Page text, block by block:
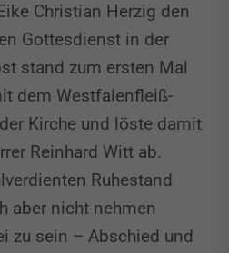
Christian Herzig den
Gottesdienst in der
stand zum ersten Mal
dem Westfalenfleiß-
Kirche und löste damit
Reinhard Witt ab.
Ruhestand
aber nicht nehmen
zu sein – Abschied und